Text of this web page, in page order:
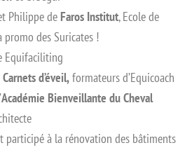
Philippe deFaros Institut, Ecole de
des Suricates !
Equifaciliting
Carnets d’éveil,formateurs d’Equicoach
Académie Bienveillante du Cheval
participé à la rénovation des bâtiments